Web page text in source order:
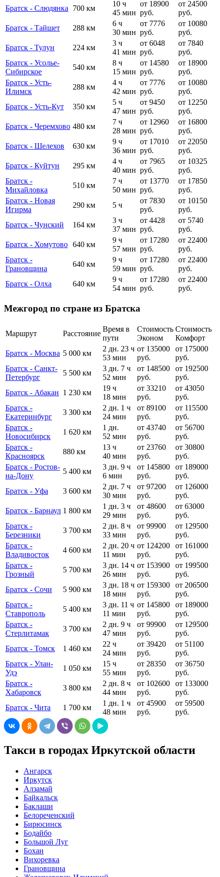
Братск - Слюдянка
700 км
10 ч
45 мин
от 18900
руб.
от 24500
руб.
Братск - Тайшет
288 км
6 ч
30 мин
от 7776
руб.
от 10080
руб.
Братск - Тулун
224 км
3 ч
41 мин
от 6048
руб.
от 7840
руб.
Братск - Усолье-
Сибирское
540 км
8 ч
15 мин
от 14580
руб.
от 18900
руб.
Братск - Усть-
Илимск
288 км
4 ч
42 мин
от 7776
руб.
от 10080
руб.
Братск - Усть-Кут
350 км
5 ч
47 мин
от 9450
руб.
от 12250
руб.
Братск - Черемхово 480 км
7 ч
28 мин
от 12960
руб.
от 16800
руб.
Братск - Шелехов
630 км
9 ч
36 мин
от 17010
руб.
от 22050
руб.
Братск - Куйтун
295 км
4 ч
40 мин
от 7965
руб.
от 10325
руб.
Братск -
Михайловка
510 км
7 ч
50 мин
от 13770
руб.
от 17850
руб.
Братск - Новая
Игирма
290 км 5 ч
от 7830
руб.
от 10150
руб.
Братск - Чунский
164 км
3 ч
37 мин
от 4428
руб.
от 5740
руб.
Братск - Хомутово 640 км
9 ч
57 мин
от 17280
руб.
от 22400
руб.
Братск -
Грановщина
640 км
9 ч
59 мин
от 17280
руб.
от 22400
руб.
Братск - Олха
640 км
9 ч
54 мин
от 17280
руб.
от 22400
руб.
Межгород по стране из Братска
Маршрут Расстояние
Время в
пути
Стоимость
Эконом
Стоимость
Комфорт
Братск - Москва 5 000 км
2 дн. 23 ч
53 мин
от 135000
руб.
от 175000
руб.
Братск - Санкт-
Петербург
5 500 км
3 дн. 7 ч
52 мин
от 148500
руб.
от 192500
руб.
Братск - Абакан 1 230 км
19 ч
18 мин
от 33210
руб.
от 43050
руб.
Братск -
Екатеринбург
3 300 км
2 дн. 1 ч
24 мин
от 89100
руб.
от 115500
руб.
Братск -
Новосибирск
1 620 км
1 дн.
52 мин
от 43740
руб.
от 56700
руб.
Братск -
Красноярск
880 км
13 ч
40 мин
от 23760
руб.
от 30800
руб.
Братск - Ростов-
на-Дону
5 400 км
3 дн. 9 ч
6 мин
от 145800
руб.
от 189000
руб.
Братск - Уфа
3 600 км
2 дн. 7 ч
30 мин
от 97200
руб.
от 126000
руб.
Братск - Барнаул 1 800 км
1 дн. 3 ч
29 мин
от 48600
руб.
от 63000
руб.
Братск -
Березники
3 700 км
2 дн. 8 ч
33 мин
от 99900
руб.
от 129500
руб.
Братск -
Владивосток
4 600 км
2 дн. 20 ч
11 мин
от 124200
руб.
от 161000
руб.
Братск -
Грозный
5 700 км
3 дн. 14 ч
26 мин
от 153900
руб.
от 199500
руб.
Братск - Сочи
5 900 км
3 дн. 18 ч
18 мин
от 159300
руб.
от 206500
руб.
Братск -
Ставрополь
5 400 км
3 дн. 11 ч
11 мин
от 145800
руб.
от 189000
руб.
Братск -
Стерлитамак
3 700 км
2 дн. 9 ч
47 мин
от 99900
руб.
от 129500
руб.
Братск - Томск
1 460 км
22 ч
24 мин
от 39420
руб.
от 51100
руб.
Братск - Улан-
Удэ
1 050 км
15 ч
55 мин
от 28350
руб.
от 36750
руб.
Братск -
Хабаровск
3 800 км
2 дн. 8 ч
44 мин
от 102600
руб.
от 133000
руб.
Братск - Чита
1 700 км
1 дн. 1 ч
48 мин
от 45900
руб.
от 59500
руб.
Такси в городах Иркутской области
Ангарск
Иркутск
Алзамай
Байкальск
Баклаши
Белореченский
Бирюсинск
Бодайбо
Большой Луг
Бохан
Вихоревка
Грановщина